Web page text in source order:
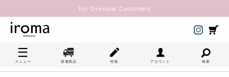
For Overseas Customers
メニュー 新着商品 特集 アカウント 検索